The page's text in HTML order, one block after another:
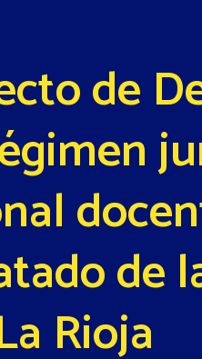
de
de
Rioja